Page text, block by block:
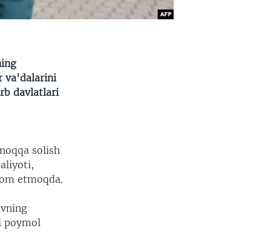
va'dalarini
davlatlari
solish
etmoqda.
poymol